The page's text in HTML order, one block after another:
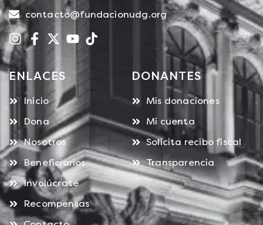
contacto@fundacionudg.org
ENLACES
Inicio
Dona
Nosotros
Beneficiarios
Involúcrate
Recompensas
DONANTES
Mis donaciones
Mi cuenta
Solicita recibo fiscal
Transparencia